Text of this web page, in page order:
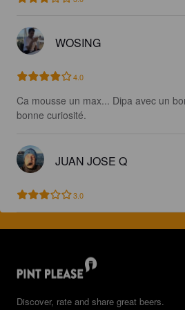
WOSING
4.0
Ca mousse un max... Dipa avec un
bonne curiosité.
JUAN JOSE Q
3.0
Discover, rate and share great beers.